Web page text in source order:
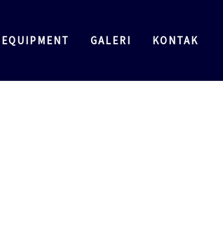
EQUIPMENT GALERI KONTAK